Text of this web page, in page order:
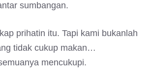
sumbangan.
prihatin itu. Tapi kami bukanlah
tidak cukup makan…
mencukupi.